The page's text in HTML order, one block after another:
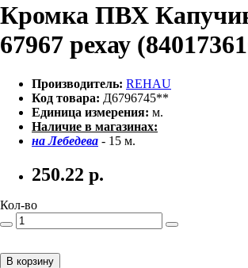
Кромка ПВХ
67967 рехау
Производитель: REHAU
Код товара: Д6796745**
Единица измерения: м.
Наличие в магазинах:
на Лебедева - 15 м.
250.22 р.
Кол-во
В корзину